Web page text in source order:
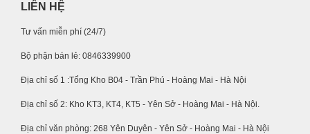
LIÊN HỆ
Tư vấn miễn phí (24/7)
Bộ phận bán lẻ: 0846339900
Địa chỉ số 1 :Tổng Kho B04 - Trần Phú - Hoàng Mai - Hà Nội
Địa chỉ số 2: Kho KT3, KT4, KT5 - Yên Sở - Hoàng Mai - Hà Nội.
Địa chỉ văn phòng: 268 Yên Duyên - Yên Sở - Hoàng Mai - Hà Nội